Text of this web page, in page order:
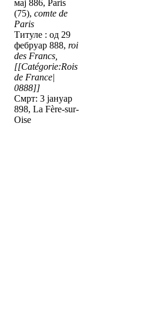
мај 886, Paris
(75), comte de
Paris
Титуле : од 29
фебруар 888, roi
des Francs,
[[Catégorie:Rois
de France|
0888]]
Смрт: 3 јануар
898, La Fère-sur-
Oise